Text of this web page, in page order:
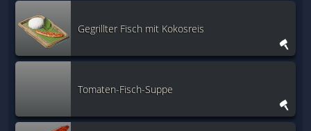
Gegrillter Fisch mit Kokosreis
Tomaten-Fisch-Suppe